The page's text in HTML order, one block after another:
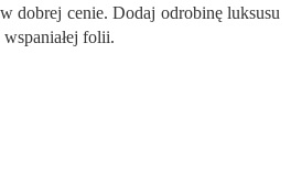
dobrej cenie. Dodaj odrobinę luksusu
folii.